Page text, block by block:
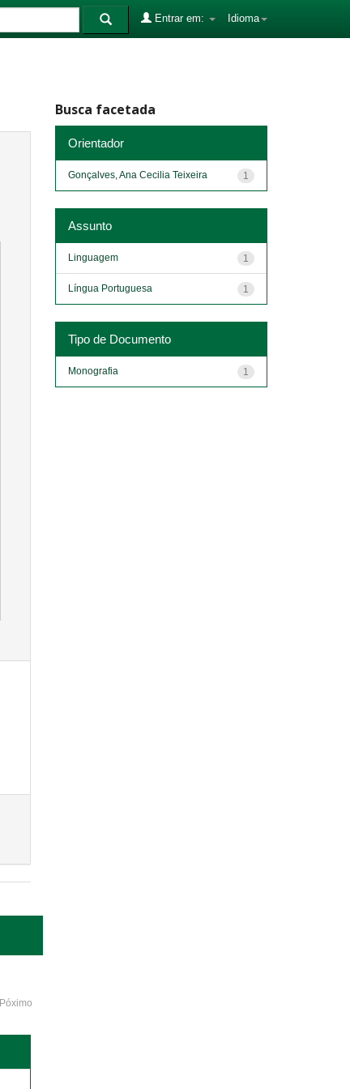
Idioma
Entrar em:
Póximo
Busca facetada
Orientador
1
Gonçalves, Ana Cecilia Teixeira
Assunto
1
Linguagem
1
Língua Portuguesa
Tipo de Documento
1
Monografia